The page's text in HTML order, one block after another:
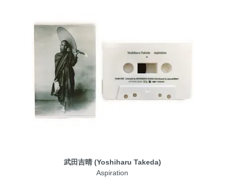
武田吉晴 (Yoshiharu Takeda)
Aspiration